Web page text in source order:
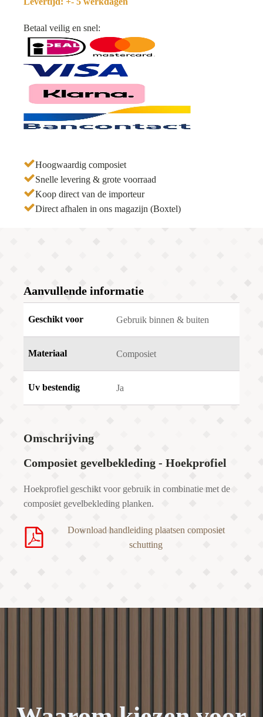
aantal
Betaal veilig en snel:
Hoogwaardig composiet
Snelle levering & grote voorraad
Koop direct van de importeur
Direct afhalen in ons magazijn (Boxtel)
Aanvullende informatie
Geschikt voor Gebruik binnen & buiten
Materiaal Composiet
Uv bestendig Ja
Omschrijving
Composiet gevelbekleding - Hoekprofiel
Hoekprofiel geschikt voor gebruik in combinatie met de
composiet gevelbekleding planken.
Download handleiding plaatsen composiet
schutting